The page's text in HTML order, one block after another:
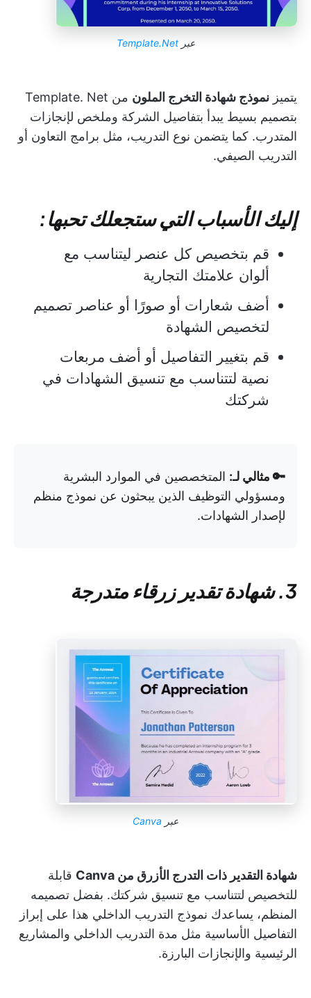
عبر Template.Net
يتميز نموذج شهادة التخرج الملون
من Template. Net
بتصميم بسيط يبدأ بتفاصيل الشركة وملخص لإنجازات
المتدرب. كما يتضمن نوع التدريب، مثل برامج التعاون أو
التدريب الصيفي.
إليك الأسباب التي ستجعلك تحبها:
قم بتخصيص كل عنصر ليتناسب مع
ألوان علامتك التجارية
أضف شعارات أو صورًا أو عناصر تصميم
لتخصيص الشهادة
قم بتغيير التفاصيل أو أضف مربعات
نصية لتتناسب مع تنسيق الشهادات في
شركتك
🔑 مثالي لـ: المتخصصين في الموارد البشرية
ومسؤولي التوظيف الذين يبحثون عن نموذج منظم
لإصدار الشهادات.
3. شهادة تقدير زرقاء متدرجة
عبر Canva
شهادة التقدير ذات التدرج الأزرق من Canva
قابلة
للتخصيص لتتناسب مع تنسيق شركتك. بفضل تصميمه
المنظم، يساعدك نموذج التدريب الداخلي هذا على إبراز
التفاصيل الأساسية مثل مدة التدريب الداخلي والمشاريع
الرئيسية والإنجازات البارزة.